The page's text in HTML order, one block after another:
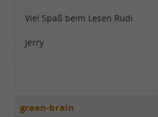
Viel Spaß beim Lesen Rudi
Jerry
green-brain